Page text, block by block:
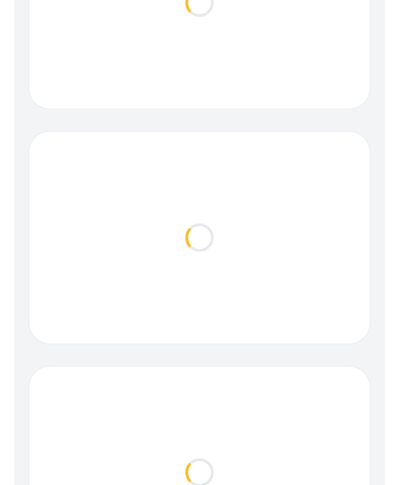
Loading...
Loading...